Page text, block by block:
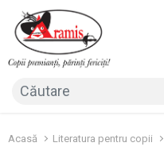
Acasă Literatura pentru copii